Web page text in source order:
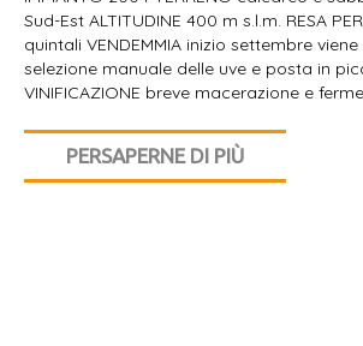
Sud-Est ALTITUDINE 400 m s.l.m. RESA
quintali VENDEMMIA inizio settembre
selezione manuale delle uve e posta in
VINIFICAZIONE breve macerazione e
PERSAPERNE DI PIÙ